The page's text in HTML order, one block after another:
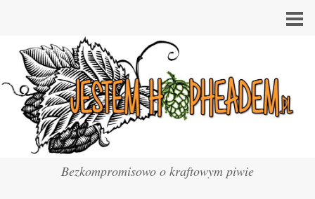
Bezkompromisowo o kraftowym piwie